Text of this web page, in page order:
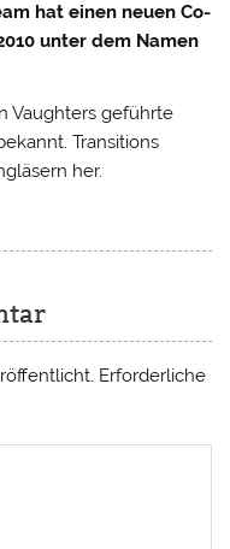
hat einen neuen Co-
unter dem Namen
Vaughters geführte
Transitions
her.
Erforderliche